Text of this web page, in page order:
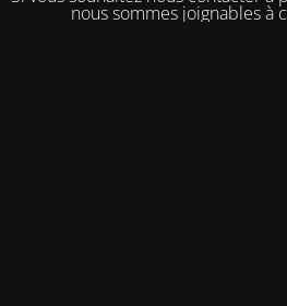
nous sommes joignables à